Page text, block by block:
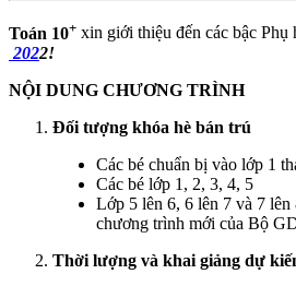
Toán 10+ xin giới thiệu đến các bậc Phụ
2022!
NỘI DUNG CHƯƠNG TRÌNH
Đối tượng khóa hè bán trú
Các bé chuẩn bị vào lớp 1
Các bé lớp 1, 2, 3, 4, 5
Lớp 5 lên 6, 6 lên 7 và 7
chương trình mới của Bộ
Thời lượng và khai giảng dự